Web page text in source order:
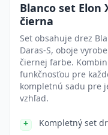
Blanco set Elon
čierna
Set obsahuje drez
Daras-S, oboje
čiernej farbe.
funkčnosťou pre
kompletnú sadu pre
vzhľad.
Kompletný set